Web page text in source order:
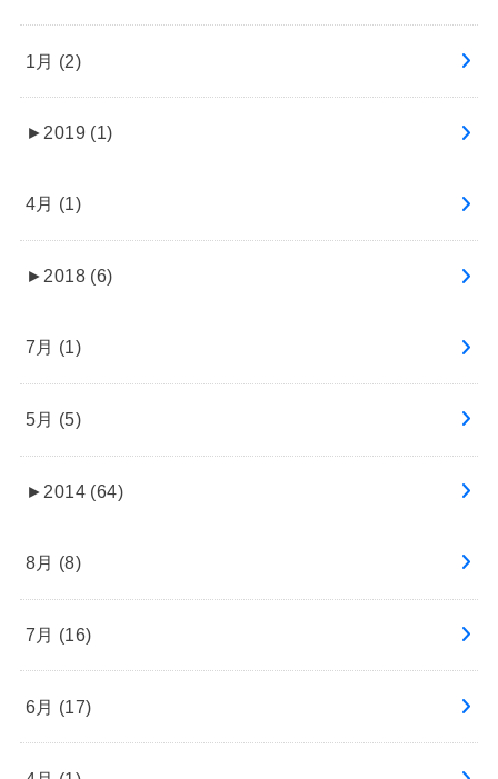
1月 (2)
► 2019 (1)
4月 (1)
► 2018 (6)
7月 (1)
5月 (5)
► 2014 (64)
8月 (8)
7月 (16)
6月 (17)